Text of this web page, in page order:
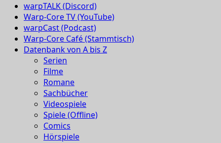
warpTALK (Discord)
Warp-Core TV (YouTube)
warpCast (Podcast)
Warp-Core Café (Stammtisch)
Datenbank von A bis Z
Serien
Filme
Romane
Sachbücher
Videospiele
Spiele (Offline)
Comics
Hörspiele